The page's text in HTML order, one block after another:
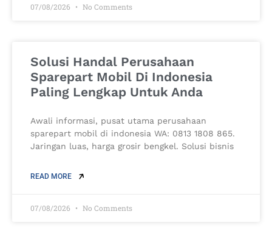
07/08/2026 No Comments
Solusi Handal Perusahaan
Sparepart Mobil Di Indonesia
Paling Lengkap Untuk Anda
Awali informasi, pusat utama perusahaan
sparepart mobil di indonesia WA: 0813 1808 865.
Jaringan luas, harga grosir bengkel. Solusi bisnis
READ MORE
07/08/2026 No Comments